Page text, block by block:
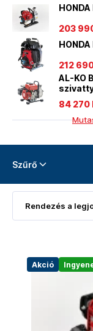
203
212
AL-KO
84 270
Szűrő
Akció